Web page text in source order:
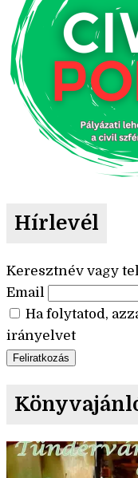
Hírlevél
Keresztnév vagy
Email
Ha folytatod,
irányelvet